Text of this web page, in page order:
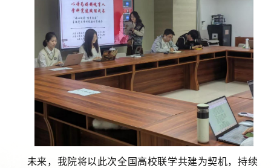
未来，我院将以此次全国高校联学共建为契机，持续